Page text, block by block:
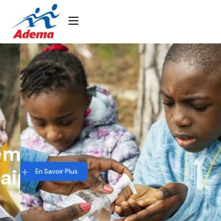
Pour Un
Meilleur En
En Savoir Plus
Ensemble Pour
Demain Meilleur
Haïti